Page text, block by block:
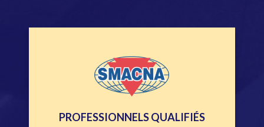
PROFESSIONNELS QUALIFIÉS